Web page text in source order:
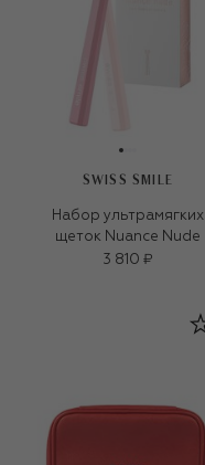
SWISS SMILE
Набор ультрамягких
щеток Nuance Nude
3 810 ₽